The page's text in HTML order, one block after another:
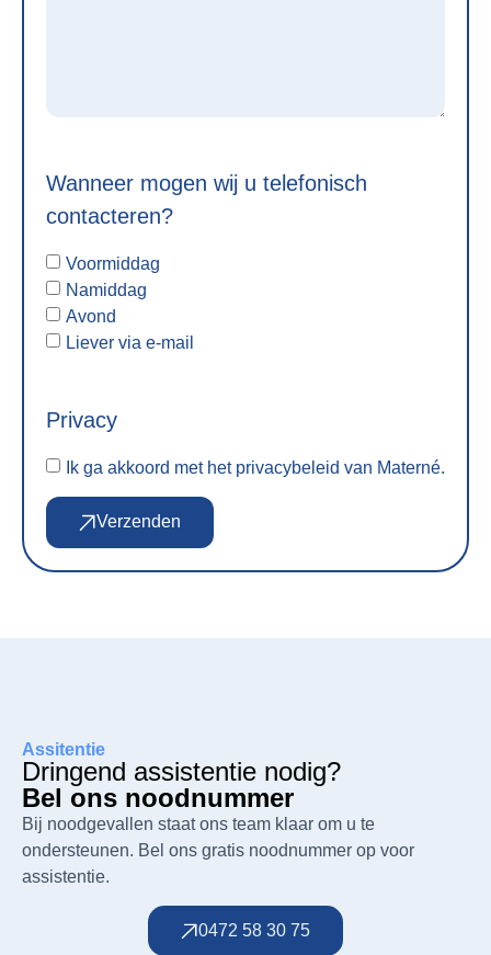
Wanneer mogen wij u telefonisch
contacteren?
Voormiddag
Namiddag
Avond
Liever via e-mail
Privacy
Ik ga akkoord met het privacybeleid van Materné.
Verzenden
Assitentie
Dringend assistentie nodig?
Bel ons noodnummer
Bij noodgevallen staat ons team klaar om u te
ondersteunen. Bel ons gratis noodnummer op voor
assistentie.
0472 58 30 75